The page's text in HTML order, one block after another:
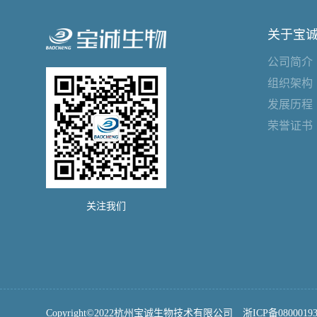
关注我们
关于宝
公司简介
组织架构
发展历程
荣誉证书
Copyright©2022杭州宝诚生物技术有限公司 浙ICP备